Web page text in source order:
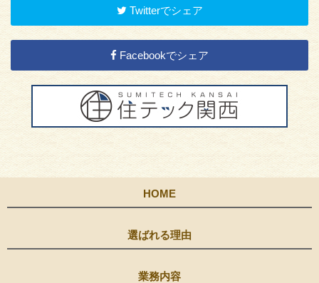
Twitterでシェア
Facebookでシェア
HOME
選ばれる理由
業務内容